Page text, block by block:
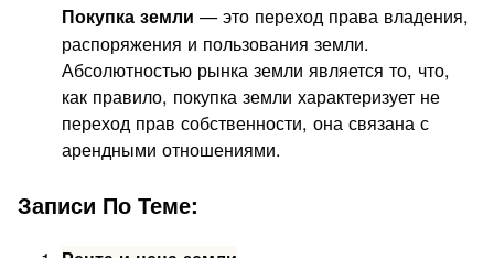
Покупка земли — это переход права владения,
распоряжения и пользования земли.
Абсолютностью рынка земли является то, что,
как правило, покупка земли характеризует не
переход прав собственности, она связана с
арендными отношениями.
Записи По Теме: